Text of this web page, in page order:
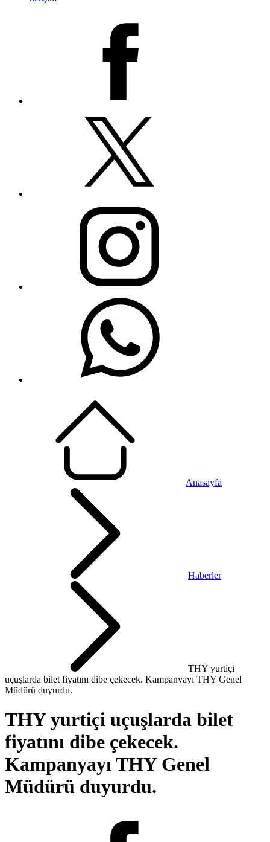
Anasayfa
Haberler
THY yurtiçi
uçuşlarda bilet fiyatını dibe çekecek. Kampanyayı THY Genel
Müdürü duyurdu.
THY yurtiçi uçuşlarda bilet
fiyatını dibe çekecek.
Kampanyayı THY Genel
Müdürü duyurdu.